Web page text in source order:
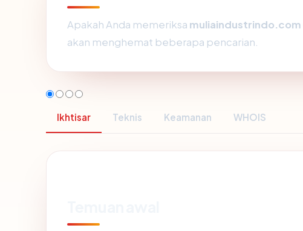
Apakah Anda memeriksa muliaindustrindo.com
akan menghemat beberapa pencarian.
Ikhtisar Teknis Keamanan WHOIS